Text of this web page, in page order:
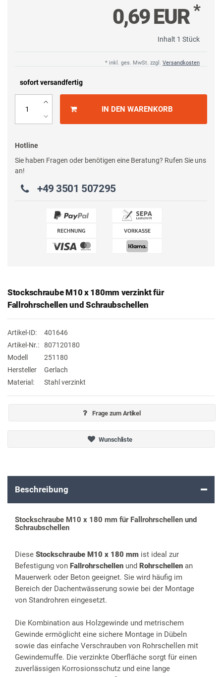
0,69 EUR*
Inhalt 1 Stück
* inkl. ges. MwSt. zzgl. Versandkosten
sofort versandfertig
IN DEN WARENKORB
Hotline
Sie haben Fragen oder benötigen eine Beratung? Rufen Sie uns
an!
+49 3501 507295
Stockschraube M10 x 180mm verzinkt für
Fallrohrschellen und Schraubschellen
Artikel-ID:
401646
Artikel-Nr.:
807120180
Modell
251180
Hersteller
Gerlach
Material:
Stahl verzinkt
Frage zum Artikel
Wunschliste
Beschreibung
Stockschraube M10 x 180 mm für Fallrohrschellen und
Schraubschellen
Diese Stockschraube M10 x 180 mm ist ideal zur
Befestigung von Fallrohrschellen und Rohrschellen an
Mauerwerk oder Beton geeignet. Sie wird häufig im
Bereich der Dachentwässerung sowie bei der Montage
von Standrohren eingesetzt.
Die Kombination aus Holzgewinde und metrischem
Gewinde ermöglicht eine sichere Montage in Dübeln
sowie das einfache Verschrauben von Rohrschellen mit
Gewindemuffe. Die verzinkte Oberfläche sorgt für einen
zuverlässigen Korrosionsschutz und eine lange